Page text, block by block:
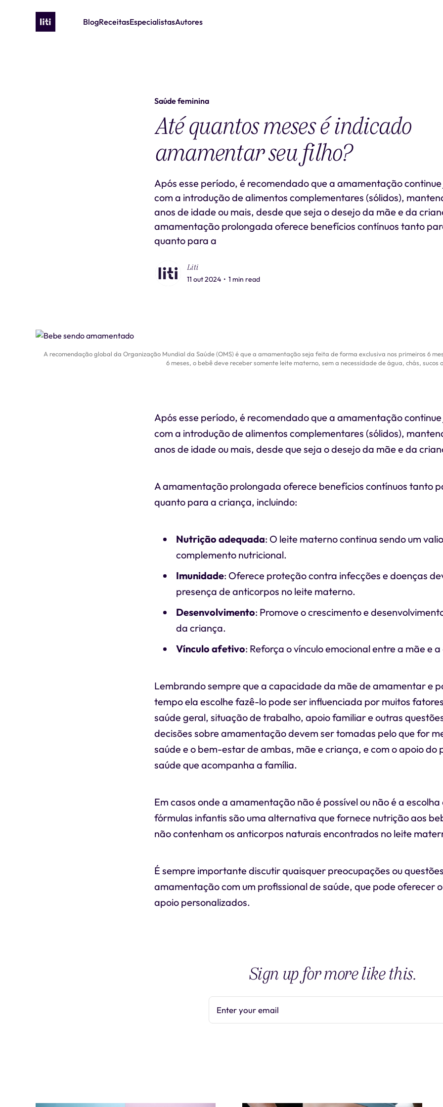
BlogReceitasEspecialistasAutores
Saúde feminina
Até quantos meses é indicado
amamentar seu filho?
Após esse período, é recomendado que a amamentação
com a introdução de alimentos complementares (sólidos),
anos de idade ou mais, desde que seja o desejo da mãe e da
amamentação prolongada oferece benefícios contínuos tanto
quanto para a
Liti
11 out 2024 • 1 min read
A recomendação global da Organização Mundial da Saúde (OMS) é que a amamentação seja feita de forma exclusiva nos primeiros 6
6 meses, o bebê deve receber somente leite materno, sem a necessidade de água, chás, sucos
Após esse período, é recomendado que a amamentação
com a introdução de alimentos complementares (sólidos),
anos de idade ou mais, desde que seja o desejo da mãe e da
A amamentação prolongada oferece benefícios contínuos tanto
quanto para a criança, incluindo:
Nutrição adequada: O leite materno continua sendo um
complemento nutricional.
Imunidade: Oferece proteção contra infecções e doenças
presença de anticorpos no leite materno.
Desenvolvimento: Promove o crescimento e
da criança.
Vínculo afetivo: Reforça o vínculo emocional entre a mãe e
Lembrando sempre que a capacidade da mãe de amamentar e
tempo ela escolhe fazê-lo pode ser influenciada por muitos
saúde geral, situação de trabalho, apoio familiar e outras
decisões sobre amamentação devem ser tomadas pelo que for
saúde e o bem-estar de ambas, mãe e criança, e com o apoio do
saúde que acompanha a família.
Em casos onde a amamentação não é possível ou não é a
fórmulas infantis são uma alternativa que fornece nutrição aos
não contenham os anticorpos naturais encontrados no leite
É sempre importante discutir quaisquer preocupações ou
amamentação com um profissional de saúde, que pode oferecer
apoio personalizados.
Sign up for more like this.
Enter your email